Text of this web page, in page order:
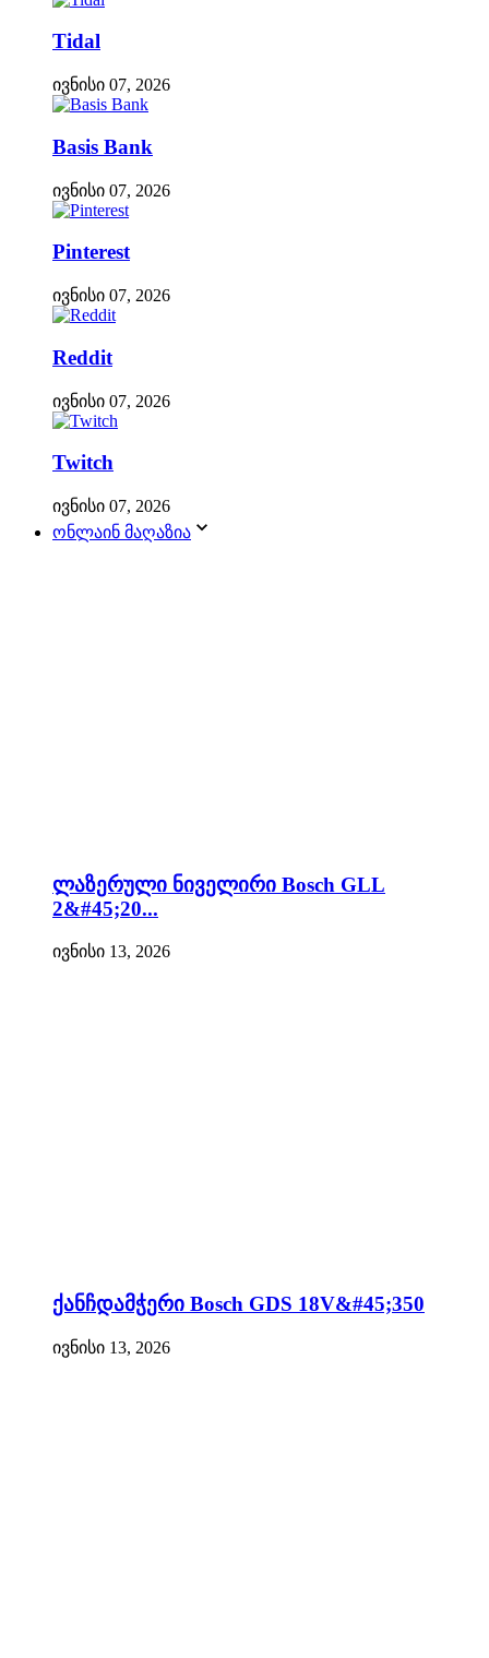
Tidal
ივნისი 07, 2026
Basis Bank
ივნისი 07, 2026
Pinterest
ივნისი 07, 2026
Reddit
ივნისი 07, 2026
Twitch
ივნისი 07, 2026
ონლაინ მაღაზია
ლაზერული ნიველირი Bosch GLL
2&#45;20...
ივნისი 13, 2026
ქანჩდამჭერი Bosch GDS 18V&#45;350
ივნისი 13, 2026